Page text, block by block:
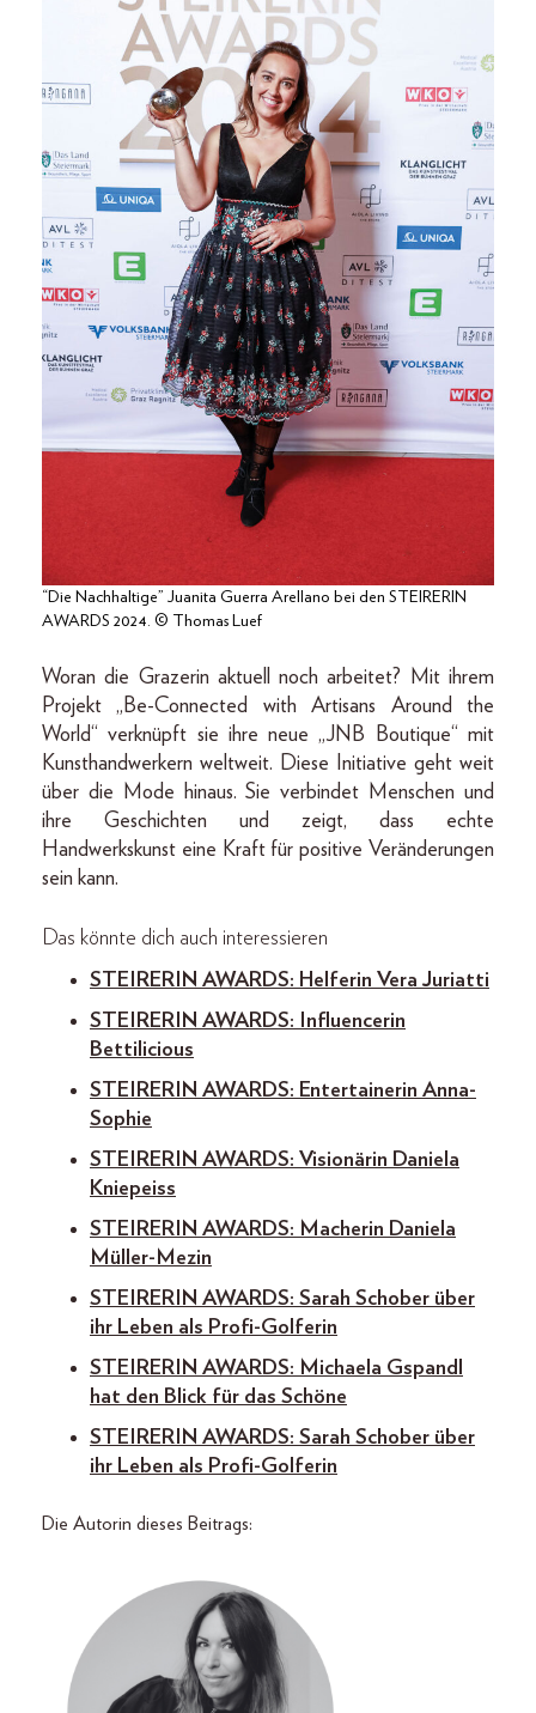
“Die Nachhaltige” Juanita Guerra Arellano bei den STEIRERIN
AWARDS 2024. © Thomas Luef
Woran die Grazerin aktuell noch arbeitet? Mit ihrem
Projekt „Be-Connected with Artisans Around the
World“ verknüpft sie ihre neue „JNB Boutique“ mit
Kunsthandwerkern weltweit. Diese Initiative geht weit
über die Mode hinaus. Sie verbindet Menschen und
ihre Geschichten und zeigt, dass echte
Handwerkskunst eine Kraft für positive Veränderungen
sein kann.
Das könnte dich auch interessieren
STEIRERIN AWARDS: Helferin Vera Juriatti
STEIRERIN AWARDS: Influencerin
Bettilicious
STEIRERIN AWARDS: Entertainerin Anna-
Sophie
STEIRERIN AWARDS: Visionärin Daniela
Kniepeiss
STEIRERIN AWARDS: Macherin Daniela
Müller-Mezin
STEIRERIN AWARDS: Sarah Schober über
ihr Leben als Profi-Golferin
STEIRERIN AWARDS: Michaela Gspandl
hat den Blick für das Schöne
STEIRERIN AWARDS: Sarah Schober über
ihr Leben als Profi-Golferin
Die Autorin dieses Beitrags: